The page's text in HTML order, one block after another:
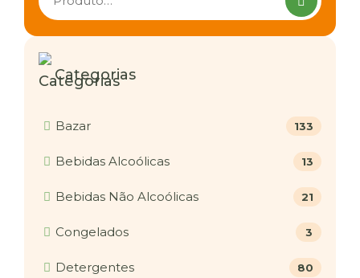
produtos
Categorias
Bazar 133
Bebidas Alcoólicas 13
Bebidas Não Alcoólicas 21
Congelados 3
Detergentes 80